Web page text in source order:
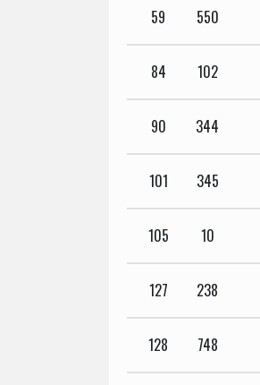
59 550
84 102
90 344
101 345
105 10
127 238
128 748